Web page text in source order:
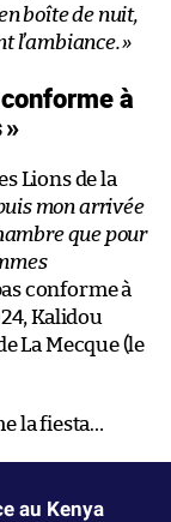
boîte de nuit,
l’ambiance.»
conforme à
»
Lions de la
mon arrivée
que pour
conforme à
Kalidou
La Mecque (le
la fiesta…
au Kenya